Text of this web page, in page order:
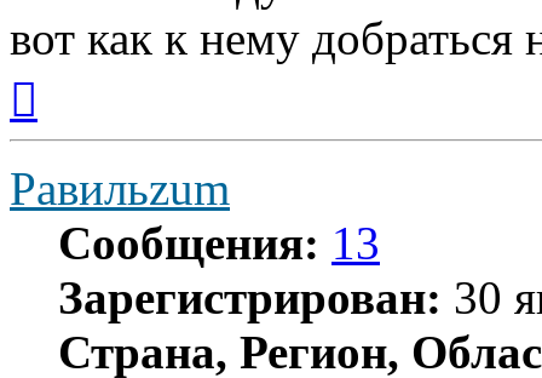
вот как к нему добраться
началу
Равильzum
Сообщения: 13
Зарегистрирован: 30
Страна, Регион,